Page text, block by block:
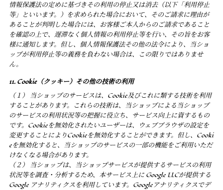
情報保護法の定めに基づきその利用の停止又は消去（以下「利用停止
等」といいます。）を求められた場合において、そのご請求に理由が
あることが判明した場合には、お客様ご本人からのご請求であること
を確認の上で、遅滞なく個人情報の利用停止等を行い、その旨をお客
様に通知します。但し、個人情報保護法その他の法令により、当ショ
ップが利用停止等の義務を負わない場合は、この限りではありませ
ん。
11. Cookie（クッキー）その他の技術の利用
（１） 当ショップのサービスは、Cookie及びこれに類する技術を利用
することがあります。これらの技術は、当ショップによる当ショップ
のサービスの利用状況等の把握に役立ち、サービス向上に資するもの
です。Cookieを無効化されたいユーザーは、ウェブブラウザの設定を
変更することによりCookieを無効化することができます。但し、Cooki
eを無効化すると、当ショップのサービスの一部の機能をご利用いただ
けなくなる場合があります。
（２） 当ショップは、当ショップサービスが提供するサービスの利用
状況等を調査・分析するため、本サービス上に Google LLCが提供する
Google アナリティクスを利用しています。Googleアナリティクスでデ